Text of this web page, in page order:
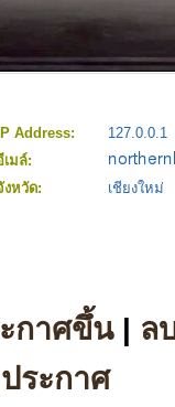
IP Address:
127.0.0.1
เมล์:
งหวัด:
เชียงใหม่
กาศขึ้น| ล
ประกาศ